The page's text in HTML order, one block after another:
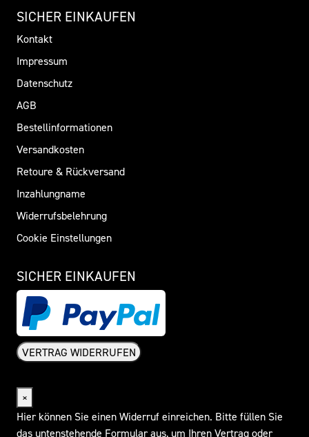
SICHER EINKAUFEN
Kontakt
Impressum
Datenschutz
AGB
Bestellinformationen
Versandkosten
Retoure & Rückversand
Inzahlungname
Widerrufsbelehrung
Cookie Einstellungen
SICHER EINKAUFEN
VERTRAG WIDERRUFEN
×
Hier können Sie einen Widerruf einreichen. Bitte füllen Sie
das untenstehende Formular aus, um Ihren Vertrag oder